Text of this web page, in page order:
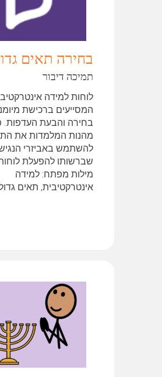
בחירה תאים
תמיכה דיבור
לוחות למידה
המסייעים ברכישת
בחירה והבעת העדפות.
מהנות המלמדות את
להשתמש באביזרי
מילות מפתח: למידה
אינטרקטיבית, תאים